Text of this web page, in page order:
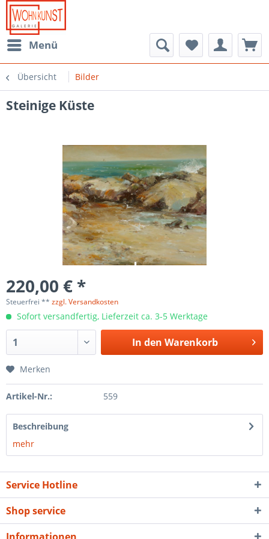
Menü
Übersicht Bilder
Steinige Küste
220,00 € *
Steuerfrei ** zzgl. Versandkosten
Sofort versandfertig, Lieferzeit ca. 3-5 Werktage
In den Warenkorb
Merken
Artikel-Nr.: 559
Beschreibung
mehr
Service Hotline
Shop service